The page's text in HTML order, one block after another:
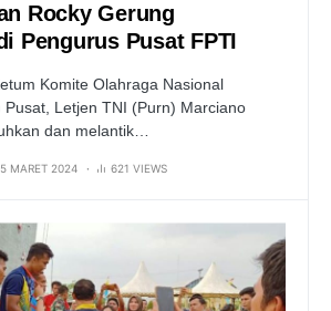
Rocky Gerung
Pengurus Pusat FPTI
Komite Olahraga Nasional
Pusat, Letjen TNI (Purn) Marciano
dan melantik…
MARET 2024 621 VIEWS